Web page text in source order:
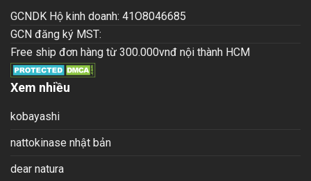
GCNDK Hộ kinh doanh: 41O8046685
GCN đăng ký MST:
Free ship đơn hàng từ 300.000vnđ nội thành HCM
Xem nhiều
kobayashi
nattokinase nhật bản
dear natura